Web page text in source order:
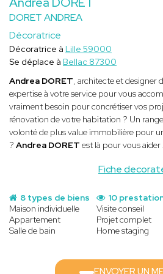
DORET ANDREA
Décoratrice
Fiche
Décoratrice à Lille 59000
Se déplace à Bellac 87300
Andrea DORET , architecte et designer
expertise à votre service pour vous
vraiment besoin pour concrétiser vos
rénovation de votre habitation ? Un
volonté de plus value immobilière pour
? Andrea DORET est là pour vous aider !
8 types de biens
Maison individuelle
Appartement
Salle de bain
10
Visite conseil
Projet complet
Home staging
ENVOYER UN